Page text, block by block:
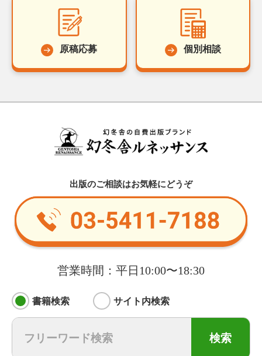
原稿応募 個別相談
出版のご相談はお気軽にどうぞ
営業時間：平日10:00〜18:30
書籍検索 サイト内検索
検索